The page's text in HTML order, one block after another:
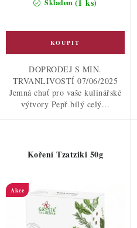
Skladem (1 ks)
DOPRODEJ S MIN.
TRVANLIVOSTÍ 07/06/2025
Jemná chuť pro vaše kulinářské
výtvory Pepř bílý celý...
Koření Tzatziki 50g
Akce